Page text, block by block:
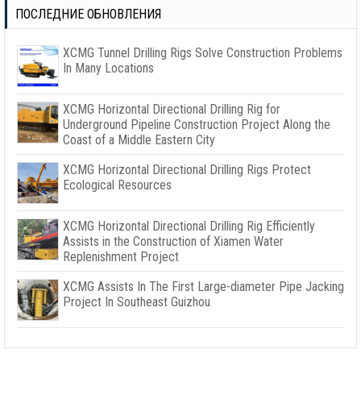
ПОСЛЕДНИЕ ОБНОВЛЕНИЯ
XCMG Tunnel Drilling Rigs Solve Construction Problems
In Many Locations
XCMG Horizontal Directional Drilling Rig for
Underground Pipeline Construction Project Along the
Coast of a Middle Eastern City
XCMG Horizontal Directional Drilling Rigs Protect
Ecological Resources
XCMG Horizontal Directional Drilling Rig Efficiently
Assists in the Construction of Xiamen Water
Replenishment Project
XCMG Assists In The First Large-diameter Pipe Jacking
Project In Southeast Guizhou